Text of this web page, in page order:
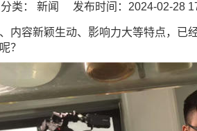
类： 新闻 发布时间：2024-02-28
内容新颖生动、影响力大等特点，
？